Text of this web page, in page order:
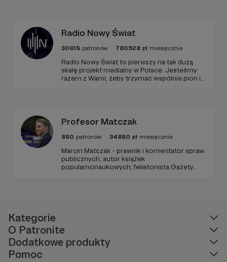
Radio Nowy Świat
30615 patronów 780928 zł miesięcznie
Radio Nowy Świat to pierwszy na tak dużą
skalę projekt medialny w Polsce. Jesteśmy
razem z Wami, żeby trzymać wspólnie pion i
Profesor Matczak
850 patronów 34850 zł miesięcznie
Marcin Matczak - prawnik i komentator spraw
publicznych, autor książek
popularnonaukowych, felietonista Gazety
Kategorie
O Patronite
Dodatkowe produkty
Pomoc